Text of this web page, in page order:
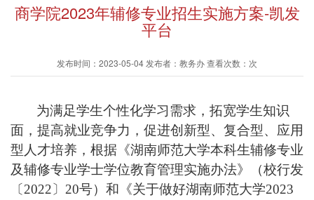
商学院2023年辅修专业招生实施方案-凯发
平台
发布时间：2023-05-04 发布者：教务办 查看次数：次
为满足学生个性化学习需求，拓宽学生知识
面，提高就业竞争力，促进创新型、复合型、应用
型人才培养，根据《湖南师范大学本科生辅修专业
及辅修专业学士学位教育管理实施办法》（校行发
〔 2022 〕 20号）和《关于做好湖南师范大学2023